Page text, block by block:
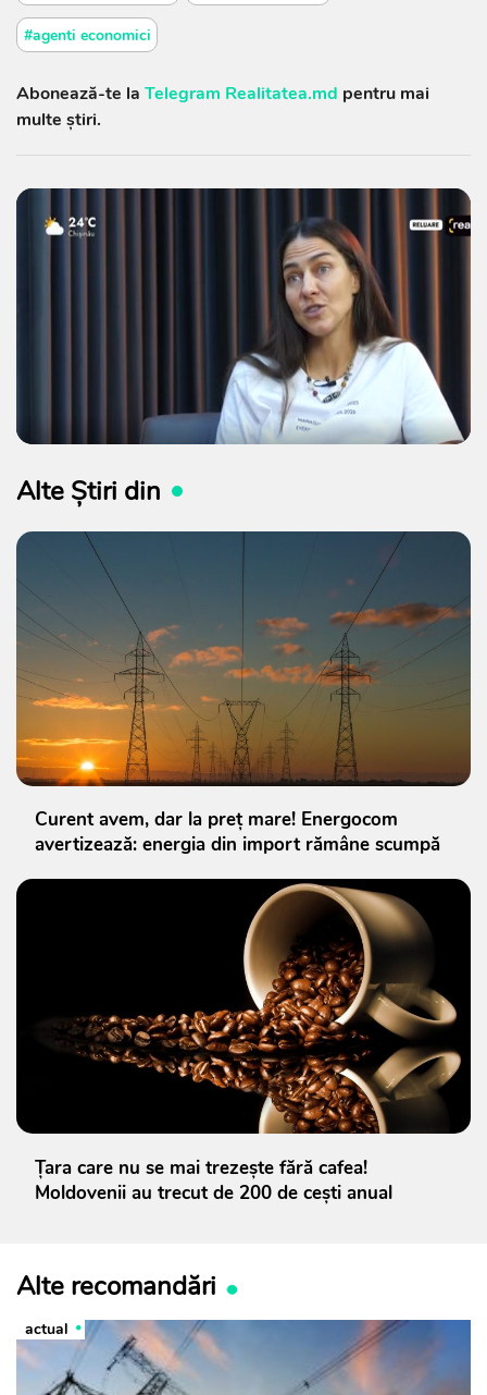
#agenti economici
Abonează-te la Telegram Realitatea.md pentru mai
multe știri.
Alte Știri din
Curent avem, dar la preț mare! Energocom
avertizează: energia din import rămâne scumpă
Țara care nu se mai trezește fără cafea!
Moldovenii au trecut de 200 de cești anual
Alte recomandări
actual